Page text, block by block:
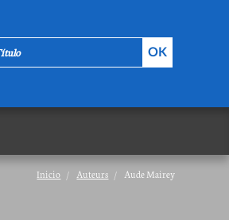
Inicio Auteurs Aude Mairey